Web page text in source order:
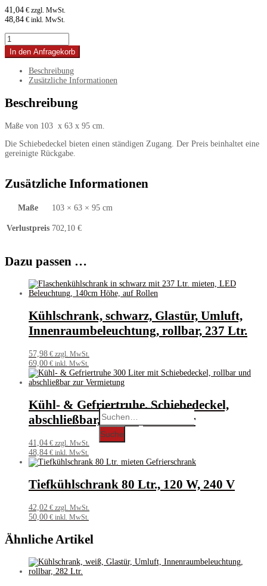
Search
for:
Suche
41,04 € zzgl. MwSt.
48,84 € inkl. MwSt.
Kühltruhe
Coca-
Cola,
Liter
In den Anfragekorb
Beschreibung
Zusätzliche Informationen
Beschreibung
Maße von 103 x 63 x 95 cm.
Die Schiebedeckel bieten einen ständigen Zugang. Der Preis beinhaltet eine
gereinigte Rückgabe.
Zusätzliche Informationen
Maße 103 × 63 × 95 cm
Verlustpreis 702,10 €
Dazu passen …
Kühlschrank, schwarz, Glastür, Umluft,
Innenraumbeleuchtung, rollbar, 237 Ltr.
57,98 € zzgl. MwSt.
69,00 € inkl. MwSt.
Kühl- & Gefriertruhe, Schiebedeckel,
abschließbar, rollbar, 300 Liter
41,04 € zzgl. MwSt.
48,84 € inkl. MwSt.
Tiefkühlschrank 80 Ltr., 120 W, 240 V
42,02 € zzgl. MwSt.
50,00 € inkl. MwSt.
Ähnliche Artikel